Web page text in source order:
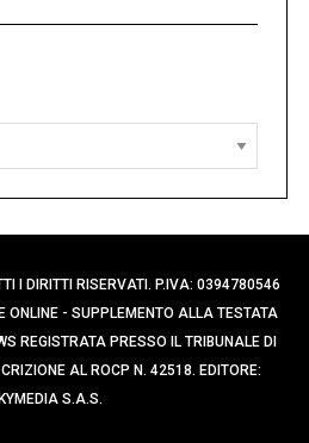
I DIRITTI RISERVATI. P.IVA: 0394780546
ONLINE - SUPPLEMENTO ALLA TESTATA
REGISTRATA PRESSO IL TRIBUNALE DI
AL ROCP N. 42518. EDITORE:
S.A.S.